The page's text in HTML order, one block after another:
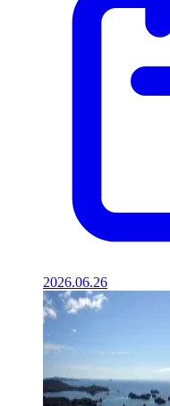
2026.06.26